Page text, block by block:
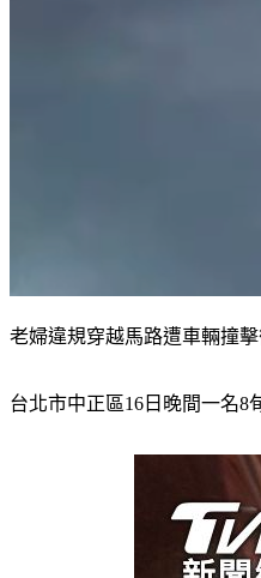
老婦違規穿越馬路遭車輛撞擊
台北市中正區16日晚間一名8